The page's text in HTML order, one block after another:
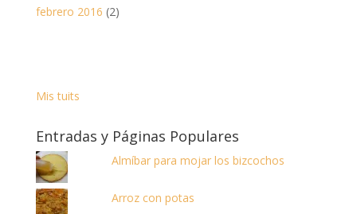
febrero 2016 (2)
Mis tuits
Entradas y Páginas Populares
Almíbar para mojar los bizcochos
Arroz con potas